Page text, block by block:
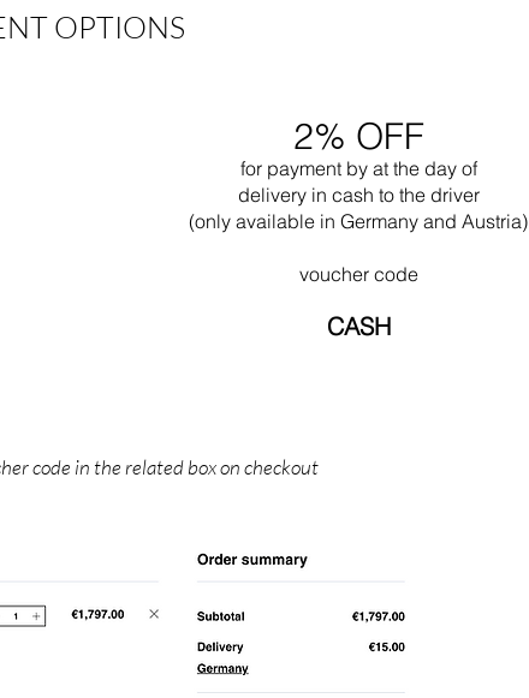
OPTIONS
2% OFF
for payment by at the day of
delivery in cash to the driver
(only available in Germany and Austria)
voucher code
CASH
code in the related box on checkout